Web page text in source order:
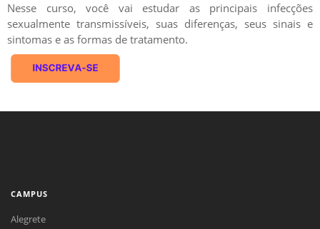
Nesse curso, você vai estudar as principais infecções
sexualmente transmissíveis, suas diferenças, seus sinais e
sintomas e as formas de tratamento.
CAMPUS
Alegrete